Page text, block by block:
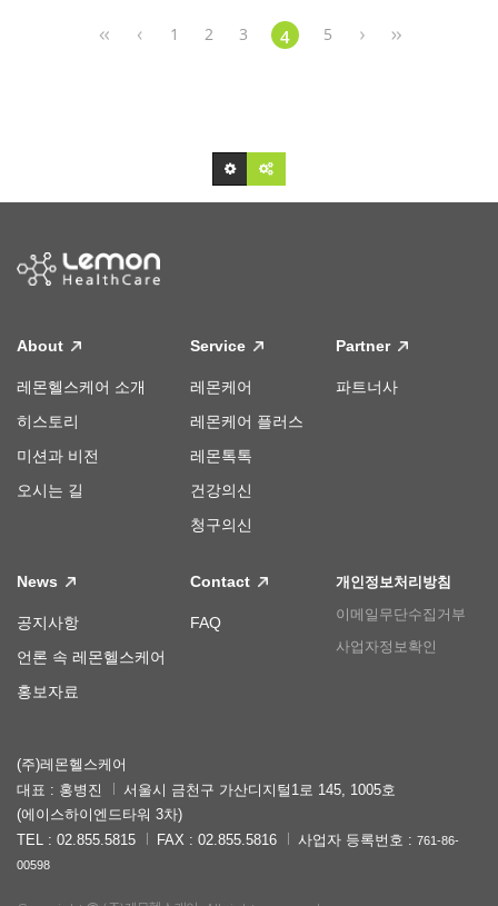
1 2 3 4 5
About
레몬헬스케어 소개
히스토리
미션과 비전
오시는 길
Service
레몬케어
레몬케어 플러스
레몬톡톡
건강의신
청구의신
Partner
파트너사
News
공지사항
언론 속 레몬헬스케어
홍보자료
Contact
FAQ
개인정보처리방침
이메일무단수집거부
사업자정보확인
(주)레몬헬스케어
대표 : 홍병진
서울시 금천구 가산디지털1로 145, 1005호
(에이스하이엔드타워 3차)
TEL : 02.855.5815
FAX : 02.855.5816 사업자 등록번호 : 761-86-
00598